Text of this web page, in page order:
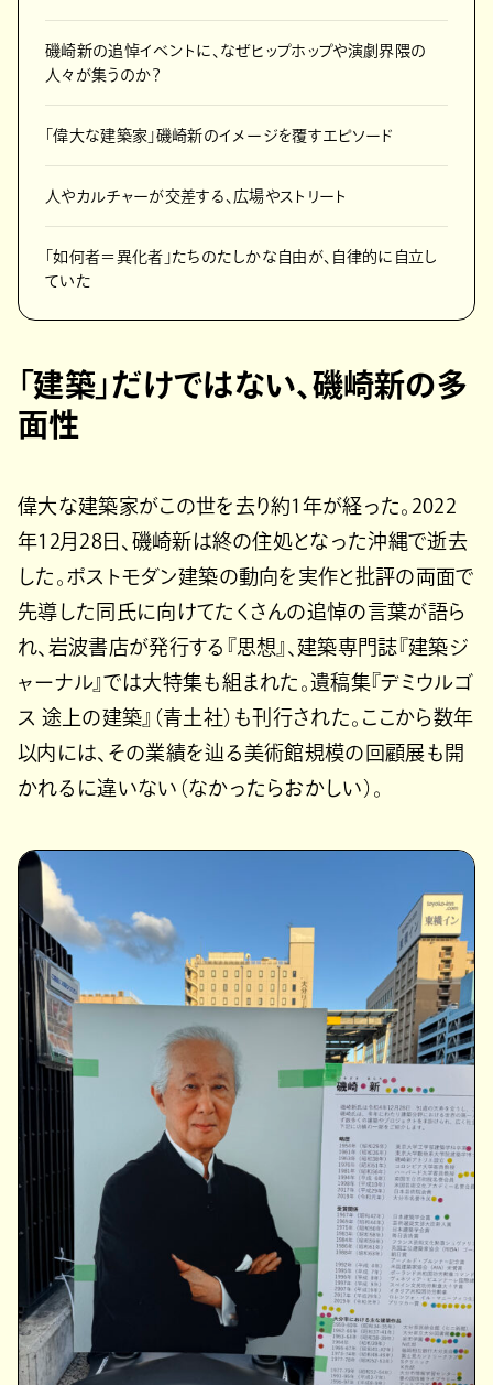
磯崎新の追悼イベントに、なぜヒップホップや演劇界隈の
人々が集うのか？
「偉大な建築家」磯崎新のイメージを覆すエピソード
人やカルチャーが交差する、広場やストリート
「如何者＝異化者」たちのたしかな自由が、自律的に自立し
ていた
「建築」だけではない、磯崎新の多
面性
偉大な建築家がこの世を去り約1年が経った。2022
年12月28日、磯崎新は終の住処となった沖縄で逝去
した。ポストモダン建築の動向を実作と批評の両面で
先導した同氏に向けてたくさんの追悼の言葉が語ら
れ、岩波書店が発行する『思想』、建築専門誌『建築ジ
ャーナル』では大特集も組まれた。遺稿集『デミウルゴ
ス 途上の建築』（青土社）も刊行された。ここから数年
以内には、その業績を辿る美術館規模の回顧展も開
かれるに違いない（なかったらおかしい）。